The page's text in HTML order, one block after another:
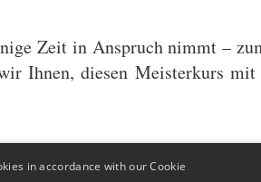
Zeit in Anspruch nimmt –
Ihnen, diesen Meisterkurs
in accordance with our Cookie